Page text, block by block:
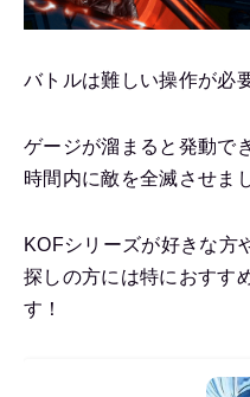
バトルは難しい操作が必
ゲージが溜まると発動で
時間内に敵を全滅させま
KOFシリーズが好きな方
探しの方には特におすす
す！